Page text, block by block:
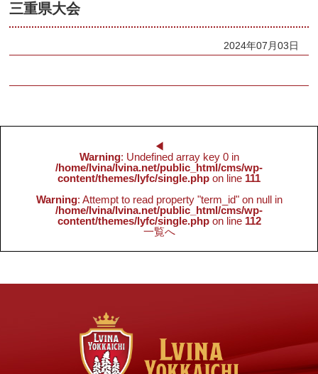
三重県大会
2024年07月03日
◀︎
Warning: Undefined array key 0 in
/home/lvina/lvina.net/public_html/cms/wp-
content/themes/lyfc/single.php on line 111
Warning: Attempt to read property "term_id" on null in
/home/lvina/lvina.net/public_html/cms/wp-
content/themes/lyfc/single.phpon line 112
一覧へ